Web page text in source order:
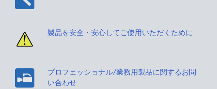
製品を安全・安心してご使用いただくために
プロフェッショナル/業務用製品に関するお問
い合わせ